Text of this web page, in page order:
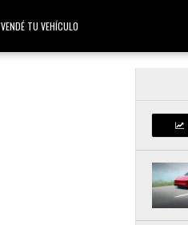
VENDÉ TU VEHÍCULO